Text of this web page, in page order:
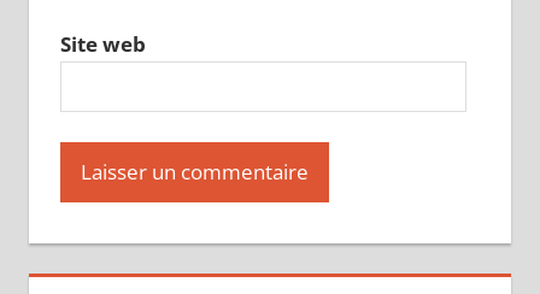
Site web